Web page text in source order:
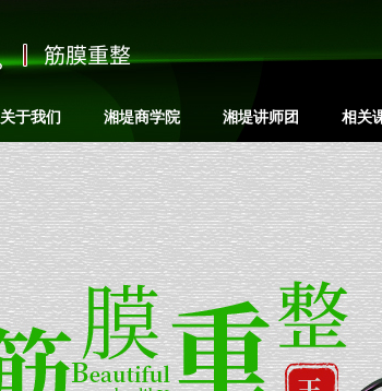
筋膜重整
关于我们 湘堤商学院 湘堤讲师团 相关